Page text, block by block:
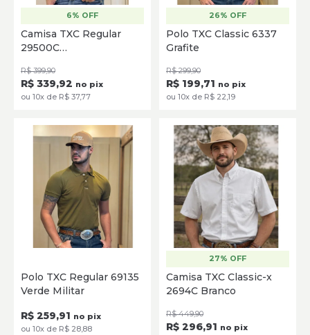
G GG
SELECIONE
6% OFF
Camisa TXC Regular
29500C
R$ 399,90
R$ 339,92 no pix
ou 10x de R$ 37,77
M G GG
26% OFF
Polo TXC Classic 6337
Grafite
R$ 299,90
R$ 199,71 no pix
ou 10x de R$ 22,19
SELECIONE
Polo TXC Regular 69135
Verde Militar
R$ 259,91 no pix
ou 10x de R$ 28,88
M G GG
SELECIONE
27% OFF
Camisa TXC Classic-x
2694C Branco
R$ 449,90
R$ 296,91 no pix